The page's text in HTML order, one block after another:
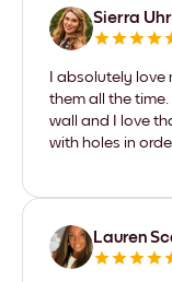
Sierra
I absolutely
them all the
wall and I love
with holes in
Lauren